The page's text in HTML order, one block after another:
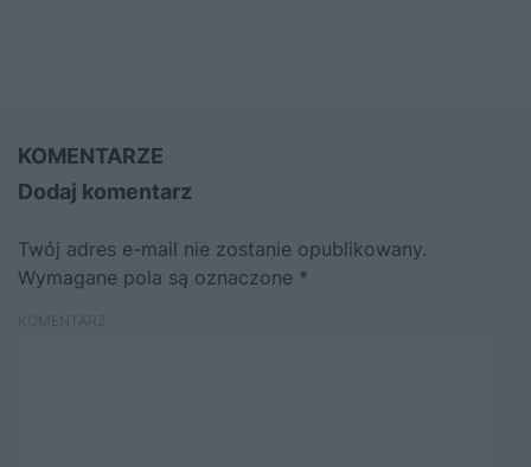
KOMENTARZE
Dodaj komentarz
Twój adres e-mail nie zostanie opublikowany.
Wymagane pola są oznaczone *